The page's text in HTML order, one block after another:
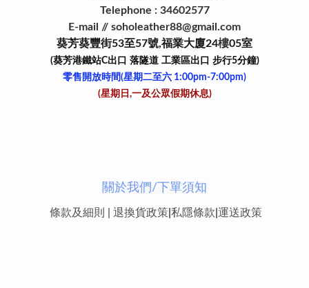
Telephone : 34602577
E-mail // soholeather88@gmail.com
葵芳葵豐街53至57號,福業大廈24樓05室
(葵芳港鐵站C出口 落隧道 工業區出口 步行5分鐘)
零售開放時間(星期二至六​ 1:00pm-7:00pm)
(星期日,一及公眾假期休息)
關於我們/下單須知
條款及細則 退換貨政策 私隱條款 運送政策